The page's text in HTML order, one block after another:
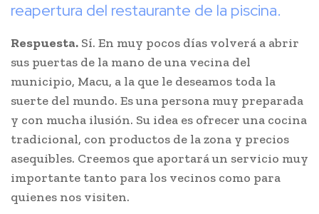
reapertura del restaurante de la piscina.
Respuesta. Sí. En muy pocos días volverá a abrir
sus puertas de la mano de una vecina del
municipio, Macu, a la que le deseamos toda la
suerte del mundo. Es una persona muy preparada
y con mucha ilusión. Su idea es ofrecer una cocina
tradicional, con productos de la zona y precios
asequibles. Creemos que aportará un servicio muy
importante tanto para los vecinos como para
quienes nos visiten.